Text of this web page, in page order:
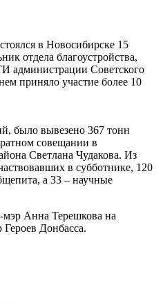
в Новосибирске 15
отдела благоустройства,
администрации Советского
приняло участие более 10
было вывезено 367 тонн
совещании в
Светлана Чудакова. Из
в субботнике, 120
а 33 – научные
Анна Терешкова на
Героев Донбасса.